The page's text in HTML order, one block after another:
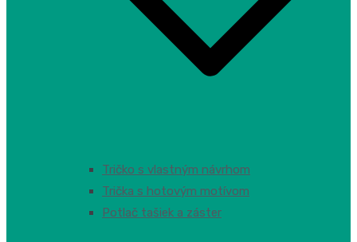
Tričko s vlastným návrhom
Trička s hotovým motívom
Potlač tašiek a záster